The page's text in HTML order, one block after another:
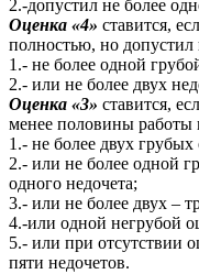
2.-допустил не более
Оценка «4» ставится,
полностью, но допустил
1.- не более одной
2.- или не более двух
Оценка «3» ставится,
менее половины работы
1.- не более двух
2.- или не более одной
одного недочета;
3.- или не более двух –
4.-или одной негрубой
5.- или при отсутствии
пяти недочетов.